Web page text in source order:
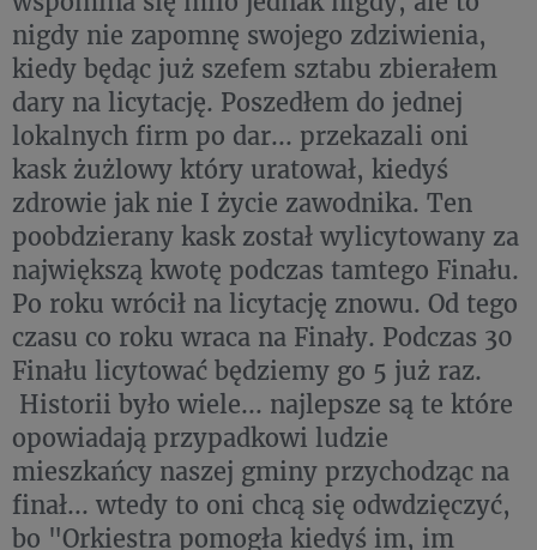
nigdy nie zapomnę swojego zdziwienia,
kiedy będąc już szefem sztabu zbierałem
dary na licytację. Poszedłem do jednej
lokalnych firm po dar... przekazali oni
kask żużlowy który uratował, kiedyś
zdrowie jak nie I życie zawodnika. Ten
poobdzierany kask został wylicytowany za
największą kwotę podczas tamtego Finału.
Po roku wrócił na licytację znowu. Od tego
czasu co roku wraca na Finały. Podczas 30
Finału licytować będziemy go 5 już raz.
Historii było wiele... najlepsze są te które
opowiadają przypadkowi ludzie
mieszkańcy naszej gminy przychodząc na
finał... wtedy to oni chcą się odwdzięczyć,
bo "Orkiestra pomogła kiedyś im, im